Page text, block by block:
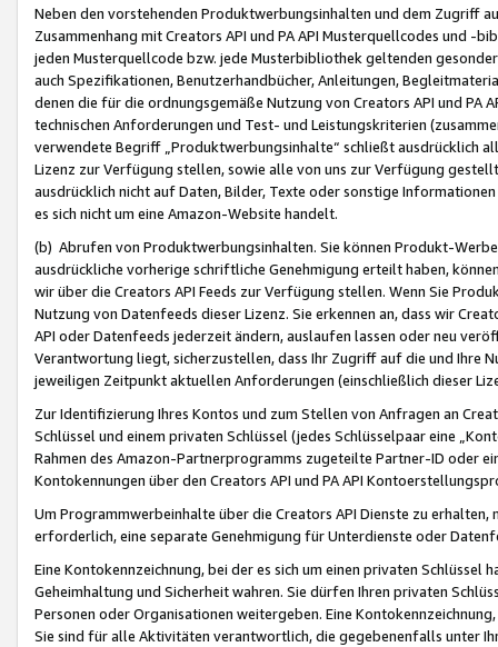
Neben den vorstehenden Produktwerbungsinhalten und dem Zugriff
Zusammenhang mit Creators API und PA API Musterquellcodes und
jeden Musterquellcode bzw. jede Musterbibliothek geltenden
auch Spezifikationen, Benutzerhandbücher, Anleitungen,
denen die für die ordnungsgemäße Nutzung von Creators API und PA
technischen Anforderungen und Test- und Leistungskriterien
verwendete Begriff „Produktwerbungsinhalte“ schließt ausdrücklich
Lizenz zur Verfügung stellen, sowie alle von uns zur Verfügung
ausdrücklich nicht auf Daten, Bilder, Texte oder sonstige
es sich nicht um eine Amazon-Website handelt.
(b) Abrufen von Produktwerbungsinhalten. Sie können Produkt-
ausdrückliche vorherige schriftliche Genehmigung erteilt haben,
wir über die Creators API Feeds zur Verfügung stellen. Wenn Sie
Nutzung von Datenfeeds dieser Lizenz. Sie erkennen an, dass wir
API oder Datenfeeds jederzeit ändern, auslaufen lassen oder neu
Verantwortung liegt, sicherzustellen, dass Ihr Zugriff auf die und Ihre
jeweiligen Zeitpunkt aktuellen Anforderungen (einschließlich dieser
Zur Identifizierung Ihres Kontos und zum Stellen von Anfragen an
Schlüssel und einem privaten Schlüssel (jedes Schlüsselpaar eine
Rahmen des Amazon-Partnerprogramms zugeteilte Partner-ID oder
Kontokennungen über den Creators API und PA API
Um Programmwerbeinhalte über die Creators API Dienste zu
erforderlich, eine separate Genehmigung für Unterdienste oder
Eine Kontokennzeichnung, bei der es sich um einen privaten
Geheimhaltung und Sicherheit wahren. Sie dürfen Ihren privaten
Personen oder Organisationen weitergeben. Eine
Sie sind für alle Aktivitäten verantwortlich, die gegebenenfalls unter